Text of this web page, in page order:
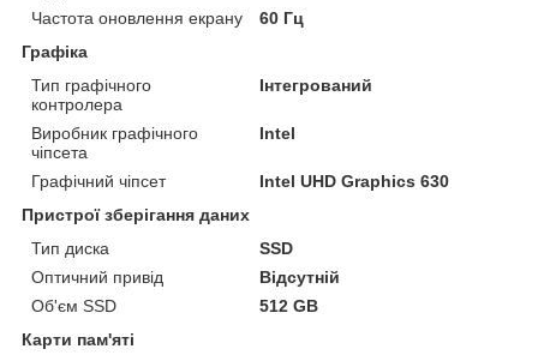
Частота оновлення екрану
60 Гц
Графіка
Тип графічного
контролера
Інтегрований
Виробник графічного
чіпсета
Intel
Графічний чіпсет
Intel UHD Graphics 630
Пристрої зберігання даних
Тип диска
SSD
Оптичний привід
Відсутній
Об'єм SSD
512 GB
Карти пам'яті